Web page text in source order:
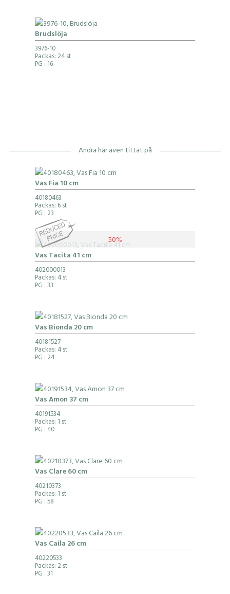
Brudslöja
3976-10
Packas: 24 st
PG : 16
Andra har även tittat på
Vas Fia 10 cm
40180463
Packas: 6 st
PG : 23
50%
Vas Tacita 41 cm
402000013
Packas: 4 st
PG : 33
Vas Bionda 20 cm
40181527
Packas: 4 st
PG : 24
Vas Amon 37 cm
40191534
Packas: 1 st
PG : 40
Vas Clare 60 cm
40210373
Packas: 1 st
PG : 58
Vas Caila 26 cm
40220533
Packas: 2 st
PG : 31